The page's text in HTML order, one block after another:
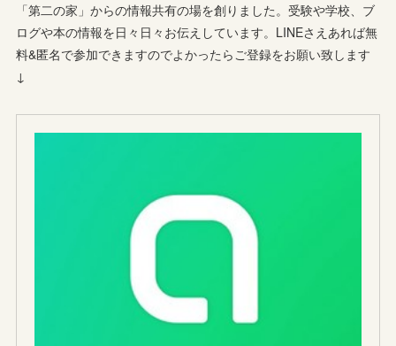
「第二の家」からの情報共有の場を創りました。受験や学校、ブ
ログや本の情報を日々日々お伝えしています。LINEさえあれば無
料&匿名で参加できますのでよかったらご登録をお願い致します
↓